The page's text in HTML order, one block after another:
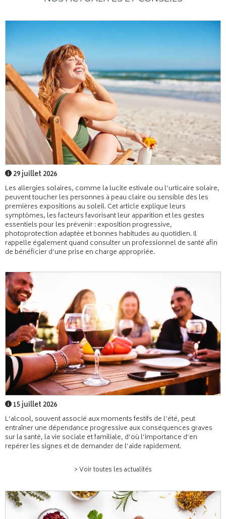
29 juillet 2026
Les allergies solaires, comme la lucite estivale ou l’urticaire solaire,
peuvent toucher les personnes à peau claire ou sensible dès les
premières expositions au soleil. Cet article explique leurs
symptômes, les facteurs favorisant leur apparition et les gestes
essentiels pour les prévenir : exposition progressive,
photoprotection adaptée et bonnes habitudes au quotidien. Il
rappelle également quand consulter un professionnel de santé afin
de bénéficier d’une prise en charge appropriée.
15 juillet 2026
L’alcool, souvent associé aux moments festifs de l’été, peut
entraîner une dépendance progressive aux conséquences graves
sur la santé, la vie sociale et familiale, d’où l’importance d’en
repérer les signes et de demander de l’aide rapidement.
> Voir toutes les actualités